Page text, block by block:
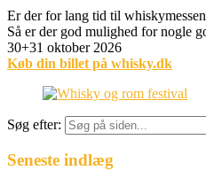
Er der for lang tid til
Så er der god mulighed for nogle
30+31 oktober 2026
Køb din billet på whisky.dk
Søg efter:
Seneste indlæg